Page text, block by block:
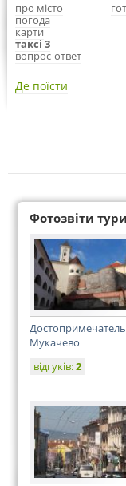
про місто
погода
карти
таксі 3
вопрос-ответ
Де поїсти
Фотозвіти
Мукачево
відгуків:2